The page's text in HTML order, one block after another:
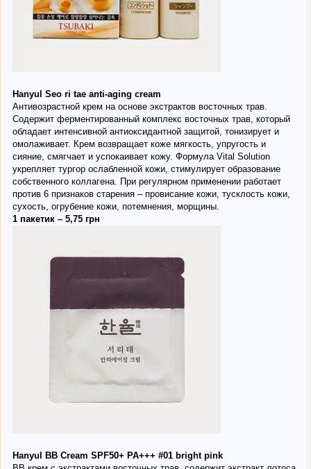
Hanyul Seo ri tae anti-aging cream
Антивозрастной крем на основе экстрактов восточных трав.
Содержит ферментированный комплекс восточных трав, который
обладает интенсивной антиоксидантной защитой, тонизирует и
омолаживает. Крем возвращает коже мягкость, упругость и
сияние, смягчает и успокаивает кожу. Формула Vital Solution
укрепляет тургор ослабленной кожи, стимулирует образование
собственного коллагена. При регулярном применении работает
против 6 признаков старения – провисание кожи, тусклость кожи,
сухость, огрубение кожи, потемнения, морщины.
1 пакетик – 5,75 грн
Hanyul BB Cream SPF50+ PA+++ #01 bright pink